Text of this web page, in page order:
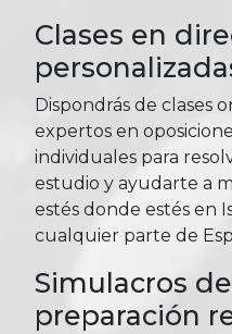
Clases en
Dispondrás de clases
expertos en
individuales para
estudio y ayudarte a
estés donde estés en
cualquier parte de
Simulacros
preparación